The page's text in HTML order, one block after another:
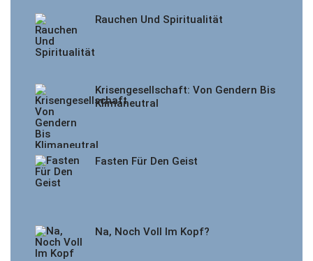
Rauchen Und Spiritualität
Krisengesellschaft: Von Gendern Bis
Klimaneutral
Fasten Für Den Geist
Na, Noch Voll Im Kopf?